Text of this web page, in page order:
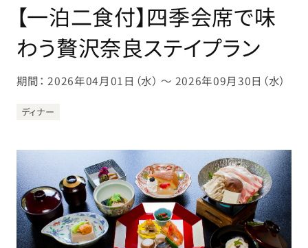
【一泊二食付】四季会席で味
わう贅沢奈良ステイプラン
期間： 2026年04月01日（水） 〜 2026年09月30日（水）
ディナー